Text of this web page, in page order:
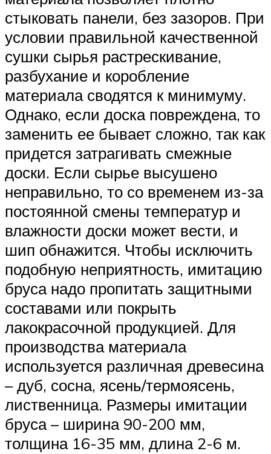
стыковать панели, без зазоров. При
условии правильной качественной
сушки сырья растрескивание,
разбухание и коробление
материала сводятся к минимуму.
Однако, если доска повреждена, то
заменить ее бывает сложно, так как
придется затрагивать смежные
доски. Если сырье высушено
неправильно, то со временем из-за
постоянной смены температур и
влажности доски может вести, и
шип обнажится. Чтобы исключить
подобную неприятность, имитацию
бруса надо пропитать защитными
составами или покрыть
лакокрасочной продукцией. Для
производства материала
используется различная древесина
– дуб, сосна, ясень/термоясень,
лиственница. Размеры имитации
бруса – ширина 90-200 мм,
толщина 16-35 мм, длина 2-6 м.